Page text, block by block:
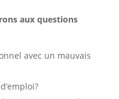
aux questions
avec un mauvais